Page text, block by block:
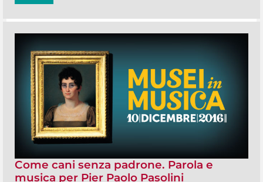
Come cani senza padrone. Parola e
musica per Pier Paolo Pasolini